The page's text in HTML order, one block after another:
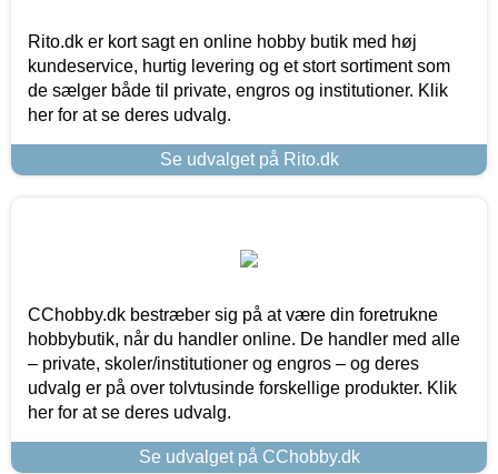
Rito.dk er kort sagt en online hobby butik med høj
kundeservice, hurtig levering og et stort sortiment som
de sælger både til private, engros og institutioner. Klik
her for at se deres udvalg.
Se udvalget på Rito.dk
CChobby.dk bestræber sig på at være din foretrukne
hobbybutik, når du handler online. De handler med alle
– private, skoler/institutioner og engros – og deres
udvalg er på over tolvtusinde forskellige produkter. Klik
her for at se deres udvalg.
Se udvalget på CChobby.dk